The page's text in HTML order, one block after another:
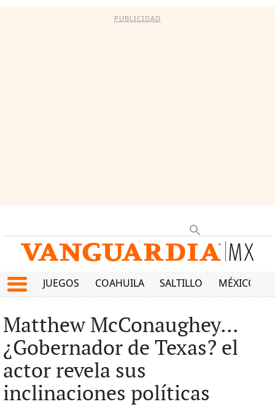
PUBLICIDAD
JUEGOS COAHUILA SALTILLO MÉXICO
Matthew McConaughey...
¿Gobernador de Texas? el
actor revela sus
inclinaciones políticas